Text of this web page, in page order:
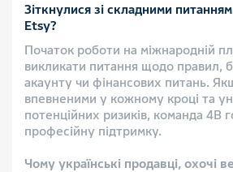
Зіткнулися зі складними
Etsy?
Початок роботи на міжнародній
викликати питання щодо правил,
акаунту чи фінансових питань.
впевненими у кожному кроці та
потенційних ризиків, команда 4B
професійну підтримку.
Чому українські продавці, охочі